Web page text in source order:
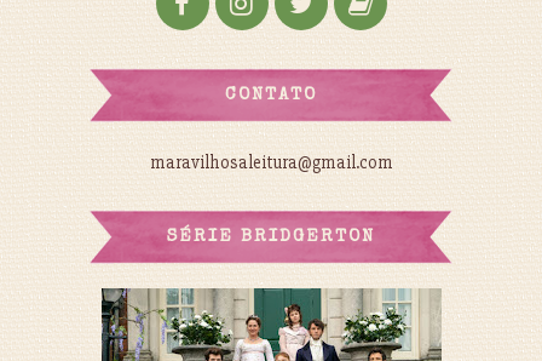
CONTATO
maravilhosaleitura@gmail.com
SÉRIE BRIDGERTON